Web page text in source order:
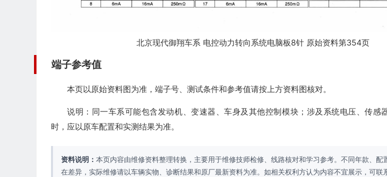
北京现代御翔车系 电控动力转向系统电脑板8针 原始资料第354页
端子参考值
本页以原始资料图为准，端子号、测试条件和参考值请按上方资料图核对。
说明：同一车系可能包含发动机、变速器、车身及其他控制模块；涉及系统电压、传感
时，应以原车配置和实测结果为准。
资料说明： 本页内容由维修资料整理转换，主要用于维修技师检修、线路核对和学习参考。不同年款、配
在差异，实际维修请以车辆实物、诊断结果和原厂最新资料为准。如相关权利方认为内容不宜展示，可联